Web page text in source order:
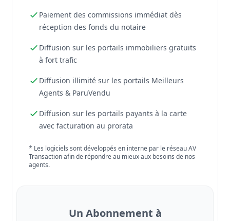
Paiement des commissions immédiat dès
réception des fonds du notaire
Diffusion sur les portails immobiliers gratuits
à fort trafic
Diffusion illimité sur les portails Meilleurs
Agents & ParuVendu
Diffusion sur les portails payants à la carte
avec facturation au prorata
* Les logiciels sont développés en interne par le réseau AV
Transaction afin de répondre au mieux aux besoins de nos
agents.
Un Abonnement à